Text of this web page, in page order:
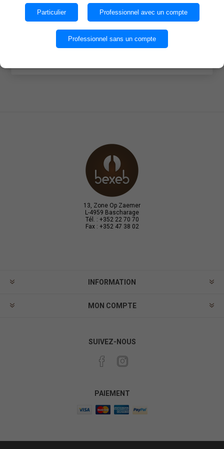
Quantité par caisse : 6
13, Zone Op Zaemer
L-4959 Bascharage
Tél. : +352 22 70 70
Fax : +352 47 38 02
INFORMATION
MON COMPTE
SUIVEZ-NOUS
PAIEMENT
des cookies.
OK
Particulier Professionnel avec un compte
Professionnel sans un compte